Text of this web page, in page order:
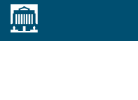
Accueil